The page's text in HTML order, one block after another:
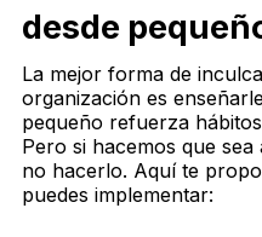
desde
La mejor forma de
organización es
pequeño refuerza
Pero si hacemos que
no hacerlo. Aquí te
puedes implementar: